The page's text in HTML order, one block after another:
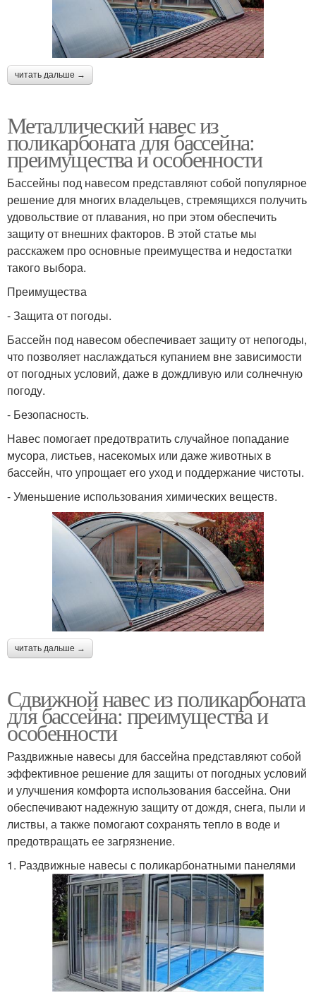
читать дальше →
Металлический навес из
поликарбоната для бассейна:
преимущества и особенности
Бассейны под навесом представляют собой популярное
решение для многих владельцев, стремящихся получить
удовольствие от плавания, но при этом обеспечить
защиту от внешних факторов. В этой статье мы
расскажем про основные преимущества и недостатки
такого выбора.
Преимущества
- Защита от погоды.
Бассейн под навесом обеспечивает защиту от непогоды,
что позволяет наслаждаться купанием вне зависимости
от погодных условий, даже в дождливую или солнечную
погоду.
- Безопасность.
Навес помогает предотвратить случайное попадание
мусора, листьев, насекомых или даже животных в
бассейн, что упрощает его уход и поддержание чистоты.
- Уменьшение использования химических веществ.
читать дальше →
Сдвижной навес из поликарбоната
для бассейна: преимущества и
особенности
Раздвижные навесы для бассейна представляют собой
эффективное решение для защиты от погодных условий
и улучшения комфорта использования бассейна. Они
обеспечивают надежную защиту от дождя, снега, пыли и
листвы, а также помогают сохранять тепло в воде и
предотвращать ее загрязнение.
1. Раздвижные навесы с поликарбонатными панелями